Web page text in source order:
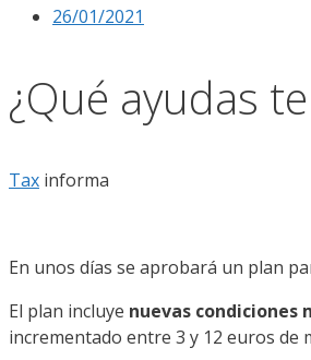
26/01/2021
¿Qué ayudas
Tax informa
En unos días se aprobará un plan
El plan incluye nuevas condiciones
incrementado entre 3 y 12 euros de